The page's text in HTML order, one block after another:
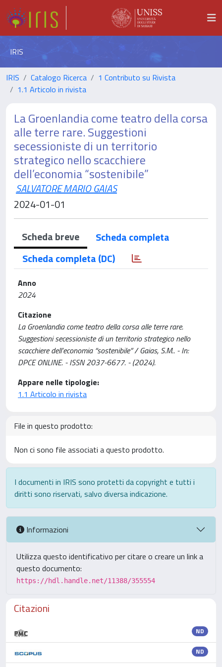
IRIS
IRIS Catalogo Ricerca
1 Contributo su Rivista
1.1 Articolo in rivista
La Groenlandia come teatro della corsa
alle terre rare. Suggestioni
secessioniste di un territorio
strategico nello scacchiere
dell’economia “sostenibile”
SALVATORE MARIO GAIAS
2024-01-01
Scheda breve
Scheda completa
Scheda completa (DC)
Anno
2024
Citazione
La Groenlandia come teatro della corsa alle terre rare.
Suggestioni secessioniste di un territorio strategico nello
scacchiere dell’economia “sostenibile” / Gaias, S.M.. - In:
DPCE ONLINE. - ISSN 2037-6677. - (2024).
Appare nelle tipologie:
1.1 Articolo in rivista
File in questo prodotto:
Non ci sono file associati a questo prodotto.
I documenti in IRIS sono protetti da copyright e tutti i
diritti sono riservati, salvo diversa indicazione.
Informazioni
Utilizza questo identificativo per citare o creare un link a
questo documento:
https://hdl.handle.net/11388/355554
Citazioni
ND
ND